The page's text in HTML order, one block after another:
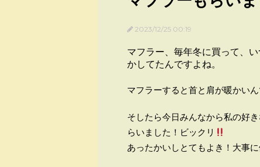
2023/12/25 00:19
マフラー、毎年冬に買って、
かしてたんですよね。
マフラーすると首と肩が暖かい
そしたら今日みんなから私の好
らいました！ビックリ
あったかいしとてもよき！大事